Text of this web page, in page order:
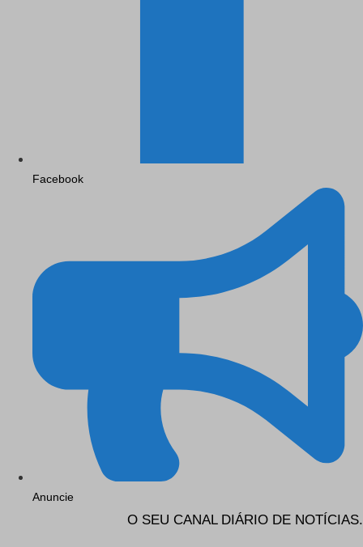
Facebook
Anuncie
O SEU CANAL DIÁRIO DE NOTÍCIAS.